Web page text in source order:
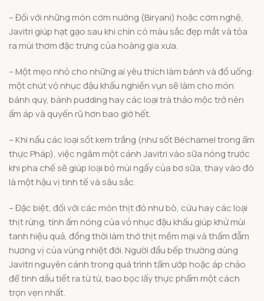
– Đối với những món cơm nướng (Biryani) hoặc cơm nghệ,
Javitri giúp hạt gạo sau khi chín có màu sắc đẹp mắt và tỏa
ra mùi thơm đặc trưng của hoàng gia xưa.
– Một mẹo nhỏ cho những ai yêu thích làm bánh và đồ uống:
một chút vỏ nhục đậu khấu nghiền vụn sẽ làm cho món
bánh quy, bánh pudding hay các loại trà thảo mộc trở nên
ấm áp và quyến rũ hơn bao giờ hết.
– Khi nấu các loại sốt kem trắng (như sốt Béchamel trong ẩm
thực Pháp), việc ngâm một cánh Javitri vào sữa nóng trước
khi pha chế sẽ giúp loại bỏ mùi ngấy của bơ sữa, thay vào đó
là một hậu vị tinh tế và sâu sắc.
– Đặc biệt, đối với các món thịt đỏ như bò, cừu hay các loại
thịt rừng, tính ấm nóng của vỏ nhục đậu khấu giúp khử mùi
tanh hiệu quả, đồng thời làm thớ thịt mềm mại và thấm đẫm
hương vị của vùng nhiệt đới. Người đầu bếp thường dùng
Javitri nguyên cánh trong quá trình tẩm ướp hoặc áp chảo
để tinh dầu tiết ra từ từ, bao bọc lấy thực phẩm một cách
trọn vẹn nhất.